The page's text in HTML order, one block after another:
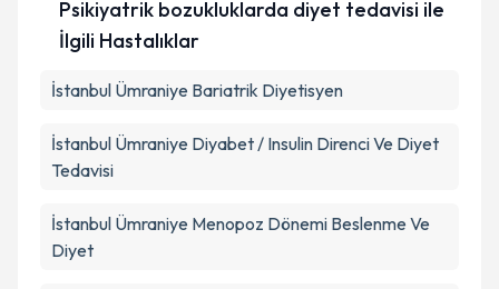
Psikiyatrik bozukluklarda diyet tedavisi ile
İlgili Hastalıklar
İstanbul Ümraniye Bariatrik Diyetisyen
İstanbul Ümraniye Diyabet / Insulin Direnci Ve Diyet
Tedavisi
İstanbul Ümraniye Menopoz Dönemi Beslenme Ve
Diyet